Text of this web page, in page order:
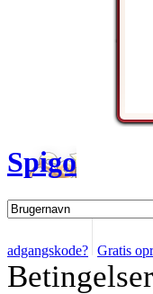
Spigo
adgangskode? Gratis